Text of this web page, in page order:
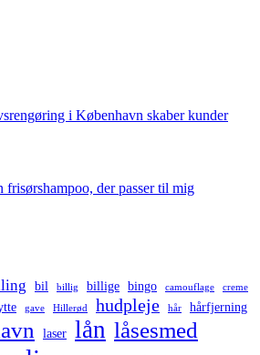
i København skaber kunder
frisørshampoo, der passer til mig
bil billig billige bingo camouflage creme
gave Hillerød hudpleje hår hårfjerning
laser lån låsesmed